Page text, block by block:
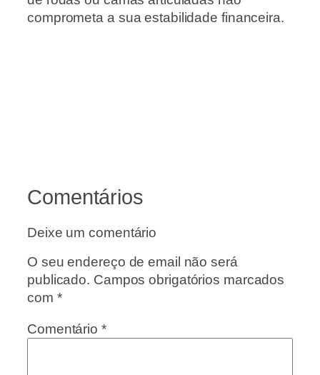
comprometa a sua estabilidade financeira.
Comentários
Deixe um comentário
O seu endereço de email não será
publicado. Campos obrigatórios marcados
com *
Comentário *